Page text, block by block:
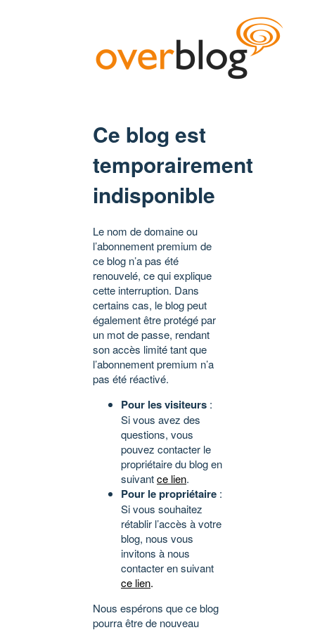
Ce blog est
temporairement
indisponible
Le nom de domaine ou
l’abonnement premium de
ce blog n’a pas été
renouvelé, ce qui explique
cette interruption. Dans
certains cas, le blog peut
également être protégé par
un mot de passe, rendant
son accès limité tant que
l’abonnement premium n’a
pas été réactivé.
Pour les visiteurs :
Si vous avez des
questions, vous
pouvez contacter le
propriétaire du blog en
suivantce lien.
Pour le propriétaire :
Si vous souhaitez
rétablir l’accès à votre
blog, nous vous
invitons à nous
contacter en suivant
ce lien.
Nous espérons que ce blog
pourra être de nouveau